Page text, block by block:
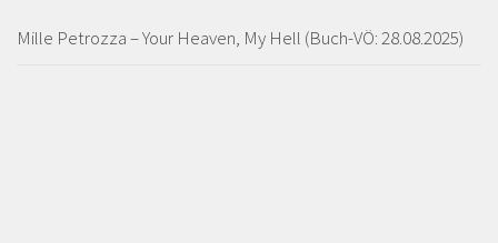
Mille Petrozza – Your Heaven, My Hell (Buch-VÖ: 28.08.2025)